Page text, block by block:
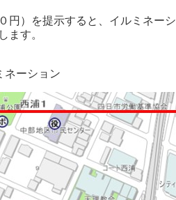
円）を提示すると、イルミネーシ
ます。
ネーション